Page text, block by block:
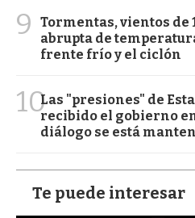
9
Tormentas, vientos de
abrupta de
frente frío y el ciclón
10Las "presiones" de
recibido el gobierno
diálogo se está
Te puede interesar